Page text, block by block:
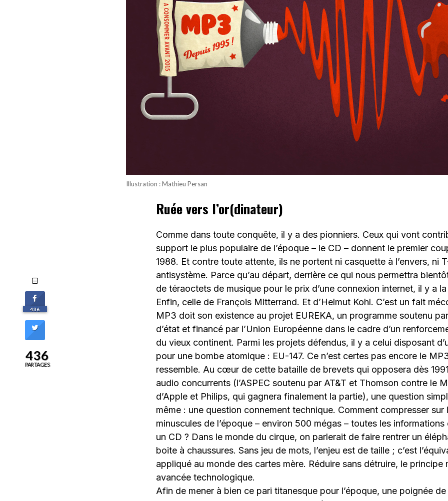
Illustration : Mathieu Persan
Ruée vers l’or(dinateur)
Comme dans toute conquête, il y a des pionniers. Ceux qui vont
support le plus populaire de l’époque – le CD – donnent le premier
1988. Et contre toute attente, ils ne portent ni casquette à l’envers, ni
antisystème. Parce qu’au départ, derrière ce qui nous permettra
de téraoctets de musique pour le prix d’une connexion internet, il y a
Enfin, celle de François Mitterrand. Et d’Helmut Kohl. C’est un fait
MP3 doit son existence au projet EUREKA, un programme soutenu
d’état et financé par l’Union Européenne dans le cadre d’un
du vieux continent. Parmi les projets défendus, il y a celui disposant
pour une bombe atomique : EU-147. Ce n’est certes pas encore le
ressemble. Au cœur de cette bataille de brevets qui opposera dès
audio concurrents (l’ASPEC soutenu par AT&T et Thomson contre le
d’Apple et Philips, qui gagnera finalement la partie), une question
même : une question connement technique. Comment compresser sur
minuscules de l’époque – environ 500 mégas – toutes les
un CD ? Dans le monde du cirque, on parlerait de faire rentrer un
boite à chaussures. Sans jeu de mots, l’enjeu est de taille ; c’est
appliqué au monde des cartes mère. Réduire sans détruire, le principe
avancée technologique.
Afin de mener à bien ce pari titanesque pour l’époque, une poignée
436
436
PARTAGES